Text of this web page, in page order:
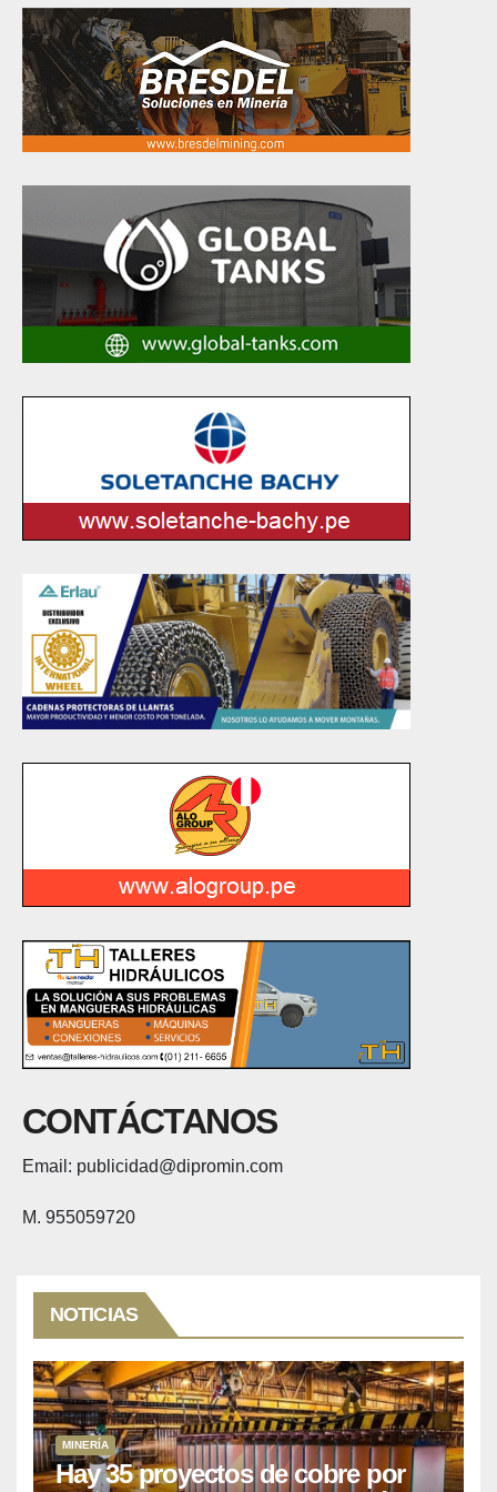
CONTÁCTANOS
Email: publicidad@dipromin.com
M. 955059720
NOTICIAS
MINERÍA
Hay 35 proyectos de cobre por